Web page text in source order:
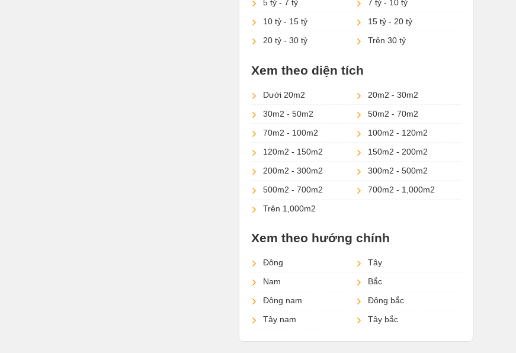
5 tỷ - 7 tỷ
7 tỷ - 10 tỷ
10 tỷ - 15 tỷ
15 tỷ - 20 tỷ
20 tỷ - 30 tỷ
Trên 30 tỷ
Xem theo diện tích
Dưới 20m2
20m2 - 30m2
30m2 - 50m2
50m2 - 70m2
70m2 - 100m2
100m2 - 120m2
120m2 - 150m2
150m2 - 200m2
200m2 - 300m2
300m2 - 500m2
500m2 - 700m2
700m2 - 1,000m2
Trên 1,000m2
Xem theo hướng chính
Đông
Tây
Nam
Bắc
Đông nam
Đông bắc
Tây nam
Tây bắc